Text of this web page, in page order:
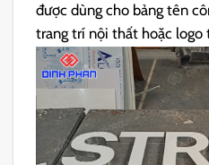
được dùng cho bảng tên
trang trí nội thất hoặc logo